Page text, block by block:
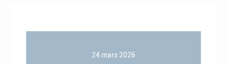
24 mars 2026